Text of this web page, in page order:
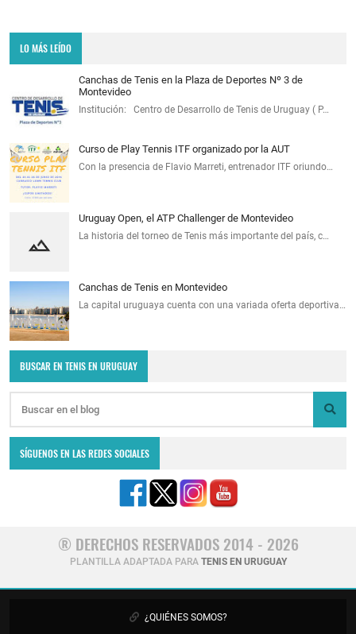
LO MÁS LEÍDO
Canchas de Tenis en la Plaza de Deportes Nº 3 de
Montevideo
Institución: Centro de Desarrollo de Tenis de Uruguay ( P…
Curso de Play Tennis ITF organizado por la AUT
Con la presencia de Flavio Marreti, entrenador ITF oriundo…
Uruguay Open, el ATP Challenger de Montevideo
La historia del torneo de Tenis más importante del país, c…
Canchas de Tenis en Montevideo
La capital uruguaya cuenta con una variada oferta deportiva…
BUSCAR EN TENIS EN URUGUAY
SÍGUENOS EN LAS REDES SOCIALES
® DERECHOS RESERVADOS 2014 - 2026
PLANTILLA ADAPTADA PARA TENIS EN URUGUAY
¿QUIÉNES SOMOS?